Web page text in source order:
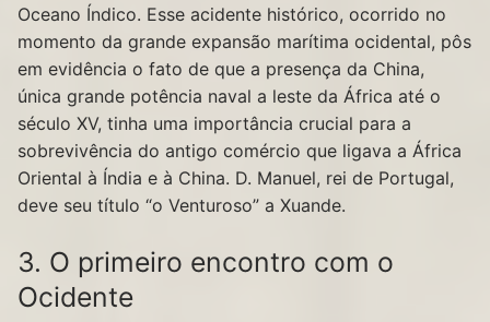
Oceano Índico. Esse acidente histórico, ocorrido no
momento da grande expansão marítima ocidental, pôs
em evidência o fato de que a presença da China,
única grande potência naval a leste da África até o
século XV, tinha uma importância crucial para a
sobrevivência do antigo comércio que ligava a África
Oriental à Índia e à China. D. Manuel, rei de Portugal,
deve seu título “o Venturoso” a Xuande.
3. O primeiro encontro com o
Ocidente